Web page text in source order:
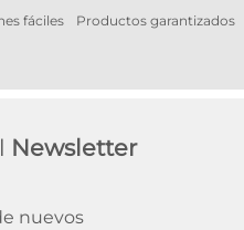
fáciles Productos garantizados
Newsletter
nuevos